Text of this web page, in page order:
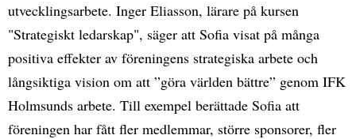
utvecklingsarbete. Inger Eliasson, lärare på kursen
"Strategiskt ledarskap", säger att Sofia visat på många
positiva effekter av föreningens strategiska arbete och
långsiktiga vision om att ”göra världen bättre” genom IFK
Holmsunds arbete. Till exempel berättade Sofia att
föreningen har fått fler medlemmar, större sponsorer, fler